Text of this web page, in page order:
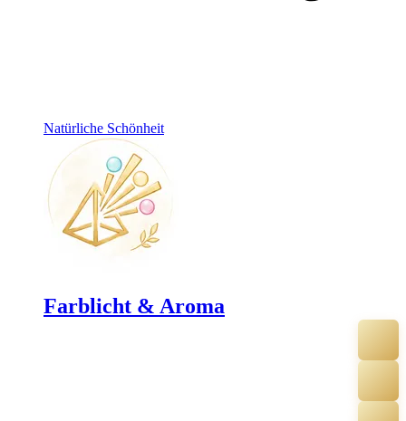
Natürliche Schönheit
Farblicht & Aroma